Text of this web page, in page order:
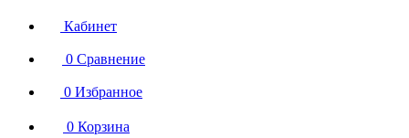
Кабинет
0 Сравнение
0 Избранное
0 Корзина